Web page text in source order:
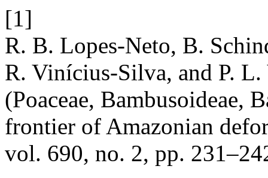
[1]
R. B. Lopes-Neto, B.
R. Vinícius-Silva, and P. L.
(Poaceae, Bambusoideae,
frontier of Amazonian
vol. 690, no. 2, pp.